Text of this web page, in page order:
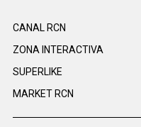
CANAL RCN
ZONA INTERACTIVA
SUPERLIKE
MARKET RCN